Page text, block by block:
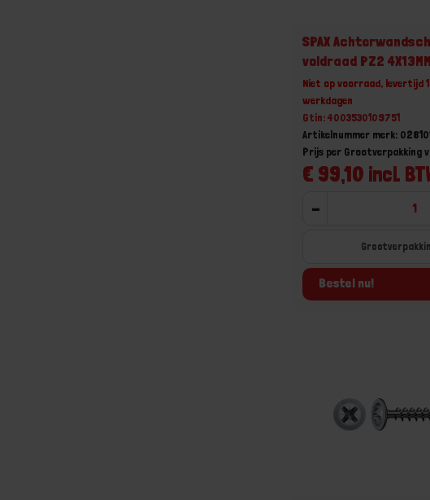
SPAX
voldraad PZ2 4X13MM
Niet op voorraad, levertijd
werkdagen
Gtin: 4003530109751
Artikelnummer merk:
€ 99,10 incl.
Prijs per Grootverpakking
-
Bestel nu!